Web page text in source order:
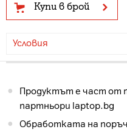
Купи в брой
Условия
Продуктът е част от
партньори laptop.bg
Обработката на